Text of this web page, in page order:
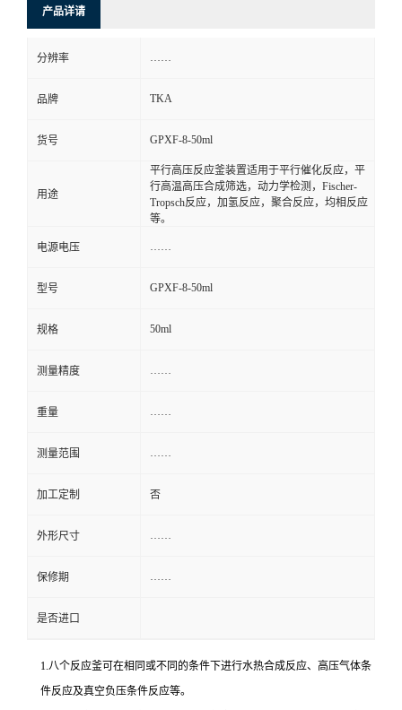
产品详请
分辨率
品牌 TKA
货号 GPXF-8-50ml
用途
平行高压反应釜装置适用于平行催化反应，平
行高温高压合成筛选，动力学检测，Fischer-
Tropsch反应，加氢反应，聚合反应，均相反应
等。
电源电压
型号 GPXF-8-50ml
规格 50ml
测量精度
重量
测量范围
加工定制 否
外形尺寸
保修期
是否进口
1.八个反应釜可在相同或不同的条件下进行水热合成反应、高压气体条
件反应及真空负压条件反应等。